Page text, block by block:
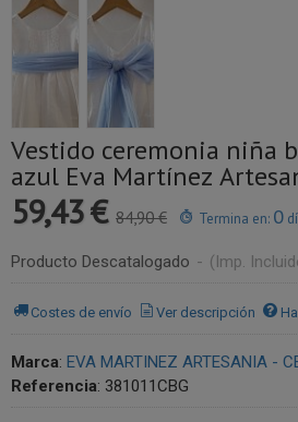
Vestido ceremonia niña
azul Eva Martínez
59,43 € 84,90 € Termina en: 0
Producto Descatalogado - (Imp.
Costes de envío Ver descripción
Marca: EVA MARTINEZ ARTESANIA -
Referencia: 381011CBG